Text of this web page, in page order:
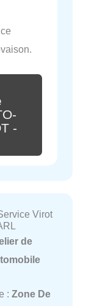
-
Virot
de
: Zone De